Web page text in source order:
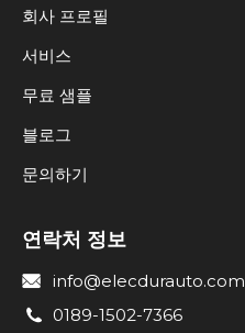
회사 프로필
서비스
무료 샘플
블로그
문의하기
연락처 정보
info@elecdurauto.com
0189-1502-7366